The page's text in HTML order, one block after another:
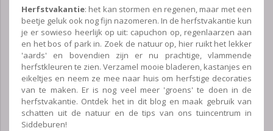
Herfstvakantie: het kan stormen en regenen, maar met een
beetje geluk ook nog fijn nazomeren. In de herfstvakantie kun
je er sowieso heerlijk op uit: capuchon op, regenlaarzen aan
en het bos of park in. Zoek de natuur op, hier ruikt het lekker
'aards' en bovendien zijn er nu prachtige, vlammende
herfstkleuren te zien. Verzamel mooie bladeren, kastanjes en
eikeltjes en neem ze mee naar huis om herfstige decoraties
van te maken. Er is nog veel meer 'groens' te doen in de
herfstvakantie. Ontdek het in dit blog en maak gebruik van
schatten uit de natuur en de tips van ons tuincentrum in
Siddeburen!